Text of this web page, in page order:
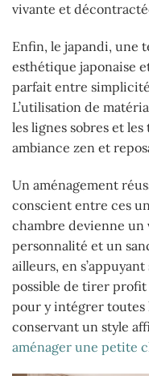
vivante et
Enfin, le japandi, une
esthétique japonaise
parfait entre
L’utilisation de
les lignes sobres et
ambiance zen et
Un aménagement
conscient entre ces
chambre devienne
personnalité et un
ailleurs, en
possible de tirer profit
pour y intégrer toutes
conservant un style
aménager une petite